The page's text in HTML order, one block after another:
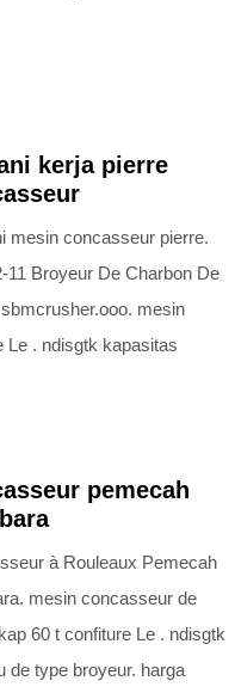
kerja pierre
mesin concasseur pierre.
11 Broyeur De Charbon De
mesin
Le . ndisgtk kapasitas
pemecah
à Rouleaux Pemecah
mesin concasseur de
60 t confiture Le . ndisgtk
de type broyeur. harga